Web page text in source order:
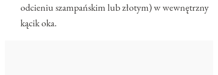
odcieniu szampańskim lub złotym) w wewnętrzny
kącik oka.